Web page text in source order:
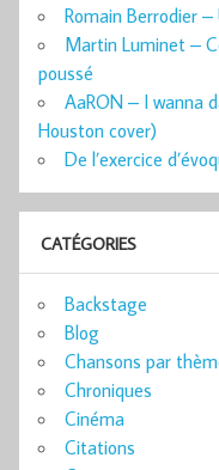
Romain Berrodier –
Martin Luminet –
poussé
AaRON – I wanna
Houston cover)
De l’exercice
CATÉGORIES
Backstage
Blog
Chansons par
Chroniques
Cinéma
Citations